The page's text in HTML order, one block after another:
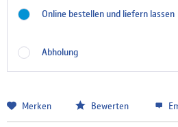
Online bestellen und liefern lassen
Abholung
Merken Bewerten